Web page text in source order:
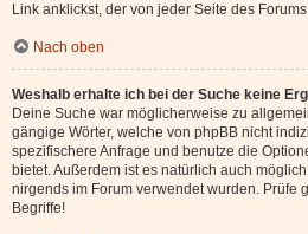
Link anklickst, der von jeder Seite des
Nach oben
Weshalb erhalte ich bei der Suche keine
Deine Suche war möglicherweise zu
gängige Wörter, welche von phpBB nicht
spezifischere Anfrage und benutze die
bietet. Außerdem ist es natürlich auch
nirgends im Forum verwendet wurden. Prüfe
Begriffe!